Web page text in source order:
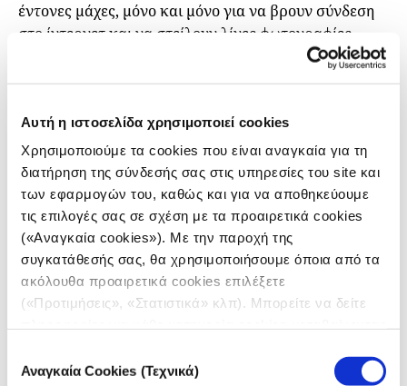
Αυτή η ιστοσελίδα χρησιμοποιεί cookies
Χρησιμοποιούμε τα cookies που είναι αναγκαία για τη
διατήρηση της σύνδεσής σας στις υπηρεσίες του site και
των εφαρμογών του, καθώς και για να αποθηκεύουμε
τις επιλογές σας σε σχέση με τα προαιρετικά cookies
(«Αναγκαία cookies»). Με την παροχή της
συγκατάθεσής σας, θα χρησιμοποιήσουμε όποια από τα
ακόλουθα προαιρετικά cookies επιλέξετε
(«Προτιμήσεις», «Στατιστικά» κλπ). Μπορείτε να δείτε
συγκατάθεσης
Αναγκαία Cookies (Τεχνικά)
έντονες μάχες, μόνο και μόνο για να βρουν σύνδεση
στο ίντερνετ και να στείλουν λίγες φωτογραφίες.
«Δεν είναι απλά αποκομμένοι από τον έξω κόσμο, από
εμάς, από τους εκδότες τους, από τα μέσα
κίνδυνο μόνο και μόνο για να επικοινωνήσουν»,
αναφέρει.
Όσο για τις ακραίες συνθήκες κάτω από τις οποίες
εργάζονται οι δημοσιογράφοι, ο Dagher ανέφερε ότι
δεν κοιμούνται σχεδόν καθόλου. «Όταν νιώσουν
εξαντλημένοι, ακουμπούν το κεφάλι τους στο κρεβάτι
για να κοιμηθούν για λίγο, όμως βρίσκονται διαρκώς
σε κατάσταση υπνηλίας και σωματικής και ψυχικής
τους πρέπει να πάνε με τα πόδια. Όταν ανάβουν τα